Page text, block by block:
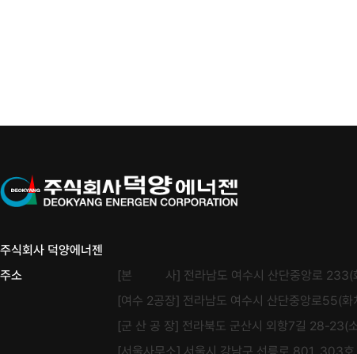
주식회사 덕양에너젠
주소
[본 사] 전라남도 여수시 산단중앙로 233(
[여수 2공장] 전라남도 여수시 산단중앙로55(화
[군 산 공 장] 전라북도 군산시 외항7길 28-23(